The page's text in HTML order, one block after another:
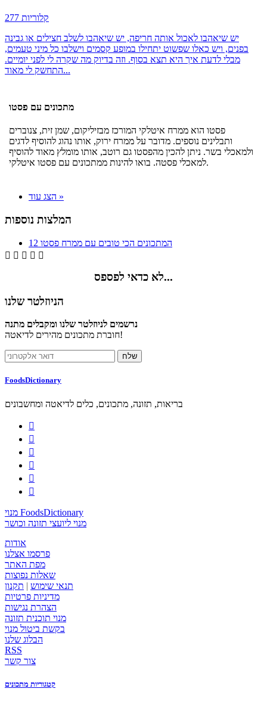
277 קלוריות
יש שיאהבו לאכול אותה חריפה, יש שיאהבו לשלב חצילים או גבינה
בפנים, ויש כאלו שפשוט יתחילו במופע קסמים וישלבו כל מיני טעמים,
מבלי לדעת איך היא תצא בסוף. וזה בדיוק מה שקרה לי לפני יומיים.
התחשק לי מאוד...
מתכונים עם פסטו
פסטו הוא ממרח איטלקי המורכז מבזיליקום, שמן זית, צנוברים
ותבלינים נוספים. מדובר על ממרח ירוק, אותו נהוג להוסיף לדגים
ולמאכלי בשר. ניתן להכין מהפסטו גם רוטב, אותו מומלץ מאוד להוסיף
למאכלי פסטה. בואו להינות ממתכונים עם פסטו איטלקי.
הצג עוד »
המלצות נוספות
12 המתכונים הכי טובים עם ממרח פסטו
    
לא כדאי לפספס...
הניוזלטר שלנו
נרשמים לניוזלטר שלנו ומקבלים מתנה
חוברת מתכונים מהירים לדיאטה!
FoodsDictionary
בריאות, תזונה, מתכונים, כלים לדיאטה ומחשבונים






מנוי FoodsDictionary
מנוי ליועצי תזונה וכושר
אודות
פרסמו אצלנו
מפת האתר
שאלות נפוצות
תנאי שימוש | תקנון
מדיניות פרטיות
הצהרת נגישות
מנוי תוכנית תזונה
בקשת ביטול מנוי
הבלוג שלנו
RSS
צור קשר
קטגוריות מתכונים